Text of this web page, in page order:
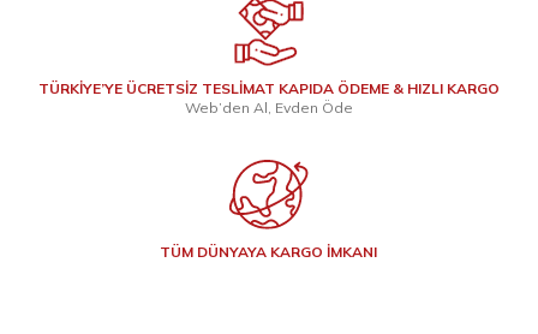
TÜRKİYE’YE ÜCRETSİZ TESLİMAT KAPIDA ÖDEME & HIZLI KARGO
Web’den Al, Evden Öde
TÜM DÜNYAYA KARGO İMKANI